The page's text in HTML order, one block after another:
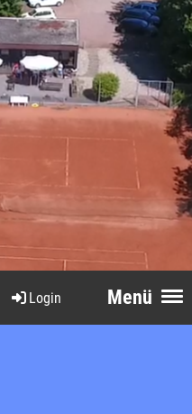
Menü
Login